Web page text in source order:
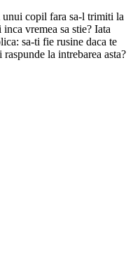
copil fara sa-l trimiti la
vremea sa stie? Iata
sa-ti fie rusine daca te
la intrebarea asta?